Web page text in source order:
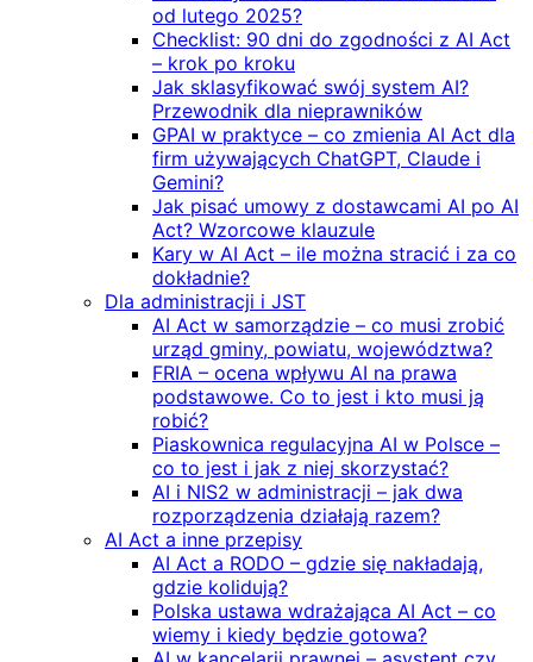
od lutego 2025?
Checklist: 90 dni do zgodności z AI Act
– krok po kroku
Jak sklasyfikować swój system AI?
Przewodnik dla nieprawników
GPAI w praktyce – co zmienia AI Act dla
firm używających ChatGPT, Claude i
Gemini?
Jak pisać umowy z dostawcami AI po AI
Act? Wzorcowe klauzule
Kary w AI Act – ile można stracić i za co
dokładnie?
Dla administracji i JST
AI Act w samorządzie – co musi zrobić
urząd gminy, powiatu, województwa?
FRIA – ocena wpływu AI na prawa
podstawowe. Co to jest i kto musi ją
robić?
Piaskownica regulacyjna AI w Polsce –
co to jest i jak z niej skorzystać?
AI i NIS2 w administracji – jak dwa
rozporządzenia działają razem?
AI Act a inne przepisy
AI Act a RODO – gdzie się nakładają,
gdzie kolidują?
Polska ustawa wdrażająca AI Act – co
wiemy i kiedy będzie gotowa?